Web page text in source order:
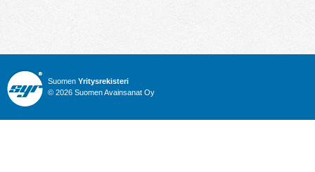
Suomen Yritysrekisteri
© 2026 Suomen Avainsanat Oy